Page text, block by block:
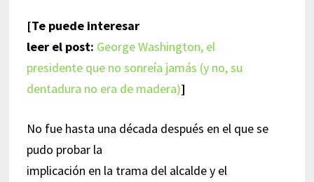
[Te puede interesar
leer el post: George Washington, el
presidente que no sonreía jamás (y no, su
dentadura no era de madera)]
No fue hasta una década después en el que se
pudo probar la
implicación en la trama del alcalde y el